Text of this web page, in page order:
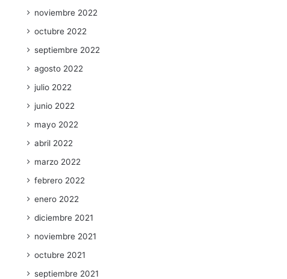
noviembre 2022
octubre 2022
septiembre 2022
agosto 2022
julio 2022
junio 2022
mayo 2022
abril 2022
marzo 2022
febrero 2022
enero 2022
diciembre 2021
noviembre 2021
octubre 2021
septiembre 2021